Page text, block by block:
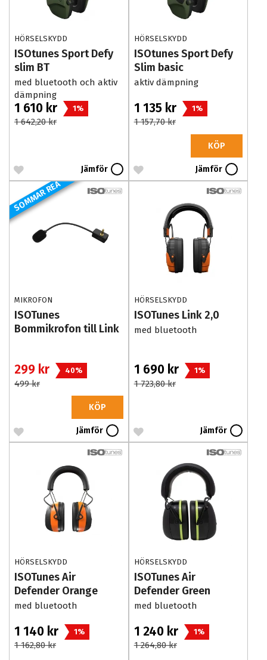
HÖRSELSKYDD
ISOtunes Sport Defy
slim BT
med bluetooth och aktiv
dämpning
1 610 kr 1%
1 642,20 kr
Jämför
HÖRSELSKYDD
ISOtunes Sport Defy
Slim basic
aktiv dämpning
1 135 kr 1%
1 157,70 kr
KÖP
Jämför
SOMMAR REA
MIKROFON
ISOTunes
Bommikrofon till Link
299 kr 40%
499 kr
KÖP
Jämför
HÖRSELSKYDD
ISOTunes Link 2,0
med bluetooth
1 690 kr 1%
1 723,80 kr
Jämför
HÖRSELSKYDD
ISOTunes Air
Defender Orange
EN352
med bluetooth
1 140 kr 1%
1 162,80 kr
HÖRSELSKYDD
ISOTunes Air
Defender Green
med bluetooth
1 240 kr 1%
1 264,80 kr